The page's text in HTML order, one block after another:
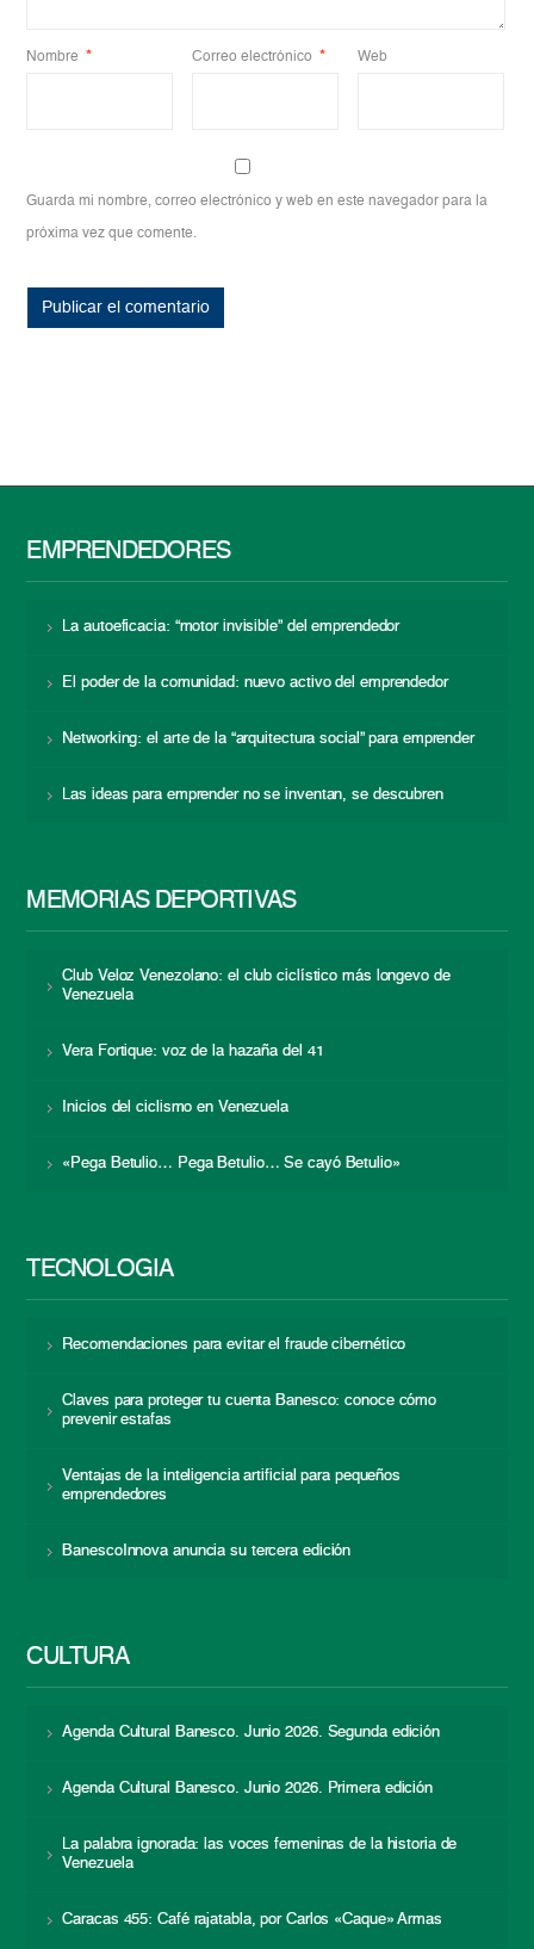
Nombre * Correo electrónico * Web
Guarda mi nombre, correo electrónico y web en este navegador para la
próxima vez que comente.
EMPRENDEDORES
La autoeficacia: “motor invisible” del emprendedor
El poder de la comunidad: nuevo activo del emprendedor
Networking: el arte de la “arquitectura social” para emprender
Las ideas para emprender no se inventan, se descubren
MEMORIAS DEPORTIVAS
Club Veloz Venezolano: el club ciclístico más longevo de
Venezuela
Vera Fortique: voz de la hazaña del 41
Inicios del ciclismo en Venezuela
«Pega Betulio… Pega Betulio… Se cayó Betulio»
TECNOLOGÍA
Recomendaciones para evitar el fraude cibernético
Claves para proteger tu cuenta Banesco: conoce cómo
prevenir estafas
Ventajas de la inteligencia artificial para pequeños
emprendedores
BanescoInnova anuncia su tercera edición
CULTURA
Agenda Cultural Banesco. Junio 2026. Segunda edición
Agenda Cultural Banesco. Junio 2026. Primera edición
La palabra ignorada: las voces femeninas de la historia de
Venezuela
Caracas 455: Café rajatabla, por Carlos «Caque» Armas